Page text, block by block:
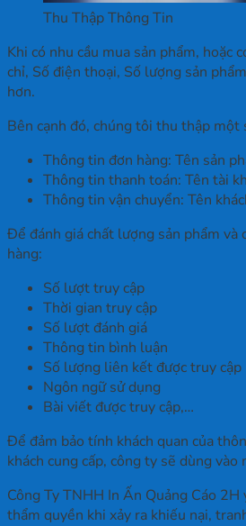
Thu Thập Thông Tin
Khi có nhu cầu mua sản phẩm,
chỉ, Số điện thoại, Số lượng sản
hơn.
Bên cạnh đó, chúng tôi thu thập
Thông tin đơn hàng: Tên sản
Thông tin thanh toán: Tên tài
Thông tin vận chuyển: Tên
Để đánh giá chất lượng sản phẩm và
hàng:
Số lượt truy cập
Thời gian truy cập
Số lượt đánh giá
Thông tin bình luận
Số lượng liên kết được truy cập
Ngôn ngữ sử dụng
Bài viết được truy cập,…
Để đảm bảo tính khách quan của
khách cung cấp, công ty sẽ dùng
Công Ty TNHH In Ấn Quảng Cáo
thẩm quyền khi xảy ra khiếu nại,